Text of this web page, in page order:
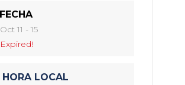
FECHA
Oct 11 - 15
Expired!
HORA LOCAL